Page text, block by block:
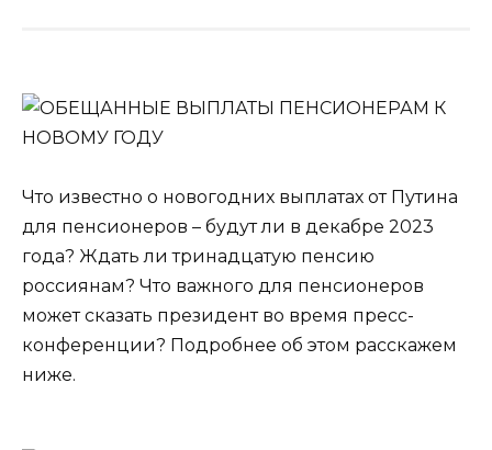
Что известно о новогодних выплатах от Путина
для пенсионеров – будут ли в декабре 2023
года? Ждать ли тринадцатую пенсию
россиянам? Что важного для пенсионеров
может сказать президент во время пресс-
конференции? Подробнее об этом расскажем
ниже.